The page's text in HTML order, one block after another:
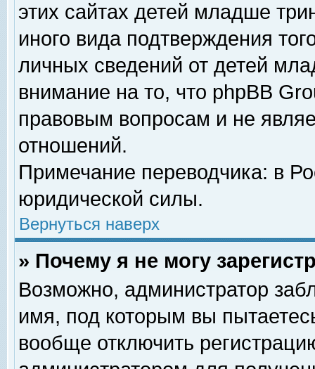
этих сайтах детей младше
иного вида подтверждения
личных сведений от детей
внимание на то, что phpBB
правовым вопросам и не
отношений.
Примечание переводчика: в
юридической силы.
Вернуться наверх
» Почему я не могу
Возможно, администратор
имя, под которым вы
вообще отключить